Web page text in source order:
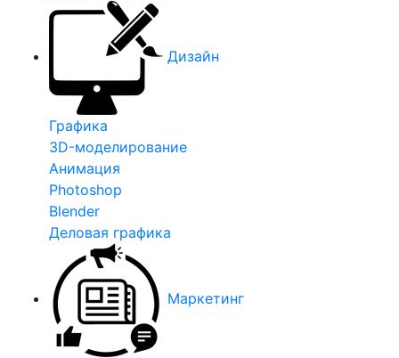
Дизайн
Графика
3D-моделирование
Анимация
Photoshop
Blender
Деловая графика
Маркетинг